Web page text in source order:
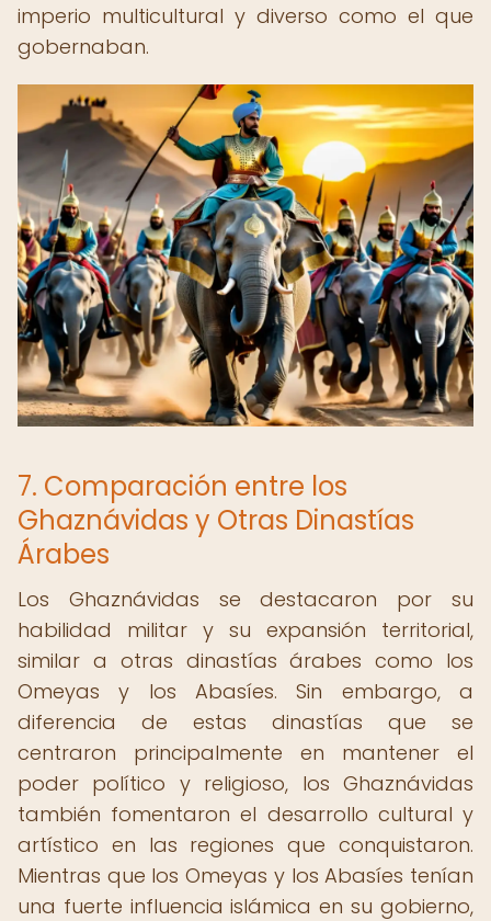
imperio multicultural y diverso como el que
gobernaban.
7. Comparación entre los
Ghaznávidas y Otras Dinastías
Árabes
Los Ghaznávidas se destacaron por su
habilidad militar y su expansión territorial,
similar a otras dinastías árabes como los
Omeyas y los Abasíes. Sin embargo, a
diferencia de estas dinastías que se
centraron principalmente en mantener el
poder político y religioso, los Ghaznávidas
también fomentaron el desarrollo cultural y
artístico en las regiones que conquistaron.
Mientras que los Omeyas y los Abasíes tenían
una fuerte influencia islámica en su gobierno,